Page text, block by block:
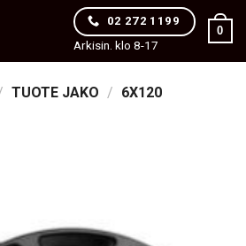
02 272 1199
Arkisin. klo 8-17
0
TUOTE JAKO / 6X120